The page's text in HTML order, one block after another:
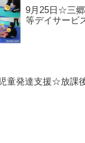
9月25日☆三
等デイサービ
童発達支援☆放課